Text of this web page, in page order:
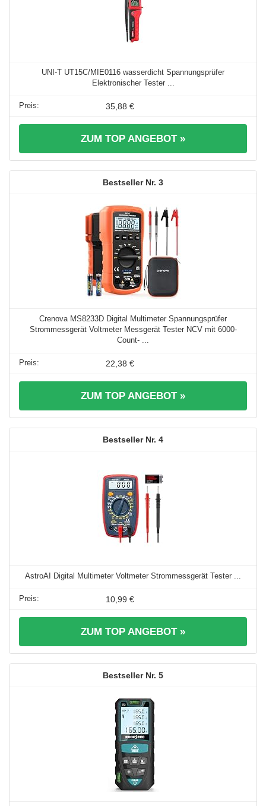
UNI-T UT15C/MIE0116 wasserdicht Spannungsprüfer
Elektronischer Tester ...
35,88 €
ZUM TOP ANGEBOT »
3
Crenova MS8233D Digital Multimeter Spannungsprüfer
Strommessgerät Voltmeter Messgerät Tester NCV mit 6000-
Count- ...
22,38 €
ZUM TOP ANGEBOT »
4
AstroAI Digital Multimeter Voltmeter Strommessgerät Tester ...
10,99 €
ZUM TOP ANGEBOT »
5